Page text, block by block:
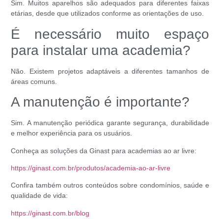
Sim. Muitos aparelhos são adequados para diferentes faixas
etárias, desde que utilizados conforme as orientações de uso.
É necessário muito espaço
para instalar uma academia?
Não. Existem projetos adaptáveis a diferentes tamanhos de
áreas comuns.
A manutenção é importante?
Sim. A manutenção periódica garante segurança, durabilidade
e melhor experiência para os usuários.
Conheça as soluções da Ginast para academias ao ar livre:
https://ginast.com.br/produtos/academia-ao-ar-livre
Confira também outros conteúdos sobre condomínios, saúde e
qualidade de vida:
https://ginast.com.br/blog